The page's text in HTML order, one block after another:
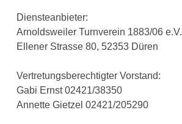
Diensteanbieter:
Arnoldsweiler Turnverein 1883/06 e.V.
Ellener Strasse 80, 52353 Düren
Vertretungsberechtigter Vorstand:
Gabi Ernst 02421/38350
Annette Gietzel 02421/205290